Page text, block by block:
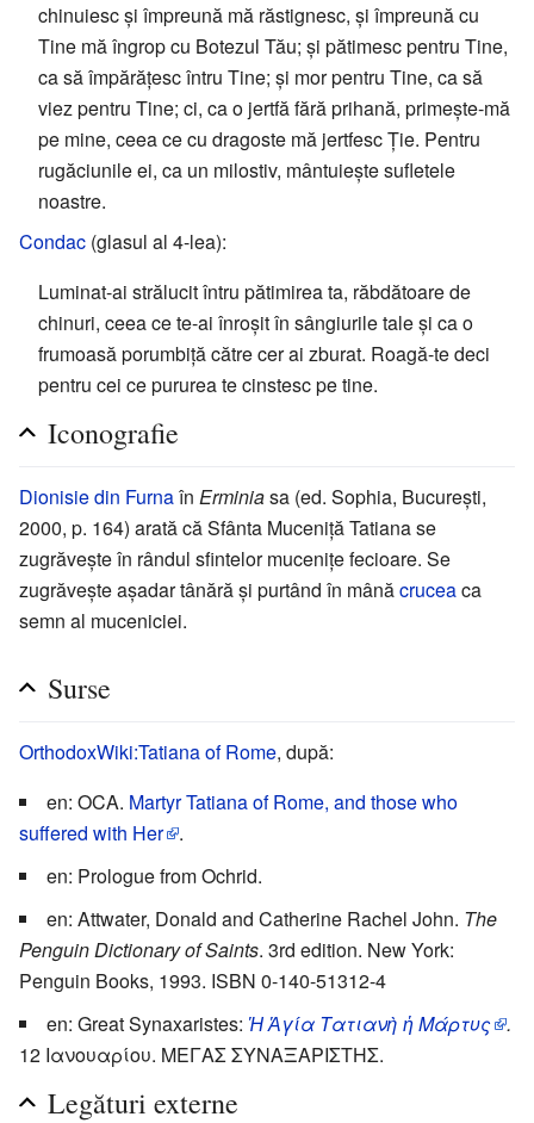
chinuiesc și împreună mă răstignesc, și împreună cu
Tine mă îngrop cu Botezul Tău; și pătimesc pentru Tine,
ca să împărățesc întru Tine; și mor pentru Tine, ca să
viez pentru Tine; ci, ca o jertfă fără prihană, primește-mă
pe mine, ceea ce cu dragoste mă jertfesc Ţie. Pentru
rugăciunile ei, ca un milostiv, mântuiește sufletele
noastre.
Condac (glasul al 4-lea):
Luminat-ai strălucit întru pătimirea ta, răbdătoare de
chinuri, ceea ce te-ai înroșit în sângiurile tale și ca o
frumoasă porumbiță către cer ai zburat. Roagă-te deci
pentru cei ce pururea te cinstesc pe tine.
Iconografie
Dionisie din Furnaîn Erminiasa (ed. Sophia, București,
2000, p. 164) arată că Sfânta Muceniță Tatiana se
zugrăvește în rândul sfintelor mucenițe fecioare. Se
zugrăvește așadar tânără și purtând în mânăcruceaca
semn al muceniciei.
Surse
OrthodoxWiki:Tatiana of Rome, după:
en: OCA. Martyr Tatiana of Rome, and those who
suffered with Her
.
en: Prologue from Ochrid.
en: Attwater, Donald and Catherine Rachel John. The
Penguin Dictionary of Saints. 3rd edition. New York:
Penguin Books, 1993. ISBN 0-140-51312-4
en: Great Synaxaristes: Ἡ Ἁγία Τατιανὴ ἡ Μάρτυς .
12 Ιανουαρίου. ΜΕΓΑΣ ΣΥΝΑΞΑΡΙΣΤΗΣ.
Legături externe